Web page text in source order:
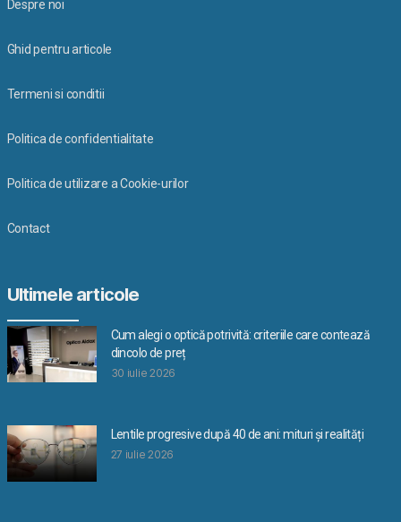
Despre noi
Ghid pentru articole
Termeni si conditii
Politica de confidentialitate
Politica de utilizare a Cookie-urilor
Contact
Ultimele articole
Cum alegi o optică potrivită: criteriile care contează
dincolo de preț
30 iulie 2026
Lentile progresive după 40 de ani: mituri și realități
27 iulie 2026